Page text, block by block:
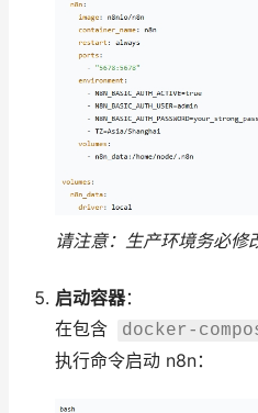
请注意：生产环境务必修
启动容器：
在包含
docker-
执行命令启动 n8n：